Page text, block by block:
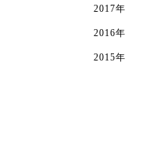
2017年
2016年
2015年